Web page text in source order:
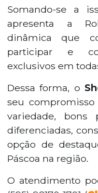
Somando-se a
apresenta a
dinâmica que
participar e
exclusivos em
Dessa forma, o
seu
variedade, bons
diferenciadas,
opção de
Páscoa na região.
O atendimento